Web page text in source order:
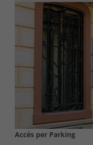
Accés per Parking